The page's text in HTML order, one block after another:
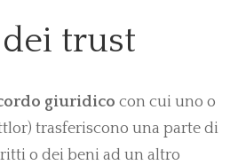
trust
giuridico con cui uno o
trasferiscono una parte di
o dei beni ad un altro